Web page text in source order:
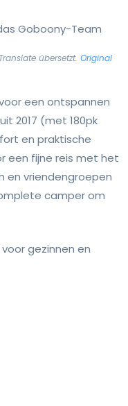
Goboony-Team
übersetzt. Original
een ontspannen
2017 (met 180pk
en praktische
een fijne reis met het
en vriendengroepen
camper om
gezinnen en